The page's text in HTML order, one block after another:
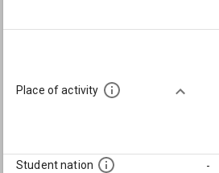
Place of activity
Student nation
-